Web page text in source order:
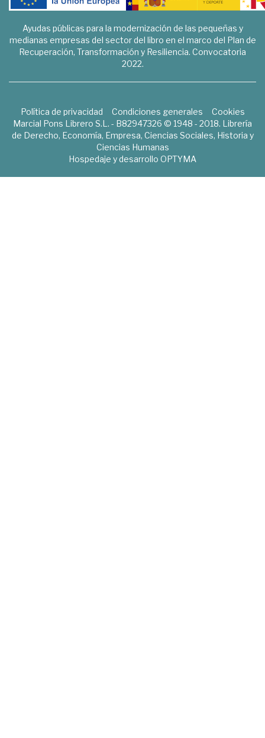
Ayudas públicas para la modernización de las pequeñas y
medianas empresas del sector del libro en el marco del Plan de
Recuperación, Transformación y Resiliencia. Convocatoria
2022.
Política de privacidad Condiciones generales
Cookies
Marcial Pons Librero S.L. - B82947326 © 1948 - 2018. Librería
de Derecho, Economía, Empresa, Ciencias Sociales, Historia y
Ciencias Humanas
Hospedaje y desarrollo OPTYMA